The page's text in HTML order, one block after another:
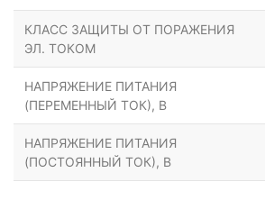
КЛАСС ЗАЩИТЫ ОТ ПОРАЖЕНИЯ
ЭЛ. ТОКОМ
НАПРЯЖЕНИЕ ПИТАНИЯ
(ПЕРЕМЕННЫЙ ТОК), В
НАПРЯЖЕНИЕ ПИТАНИЯ
(ПОСТОЯННЫЙ ТОК), В